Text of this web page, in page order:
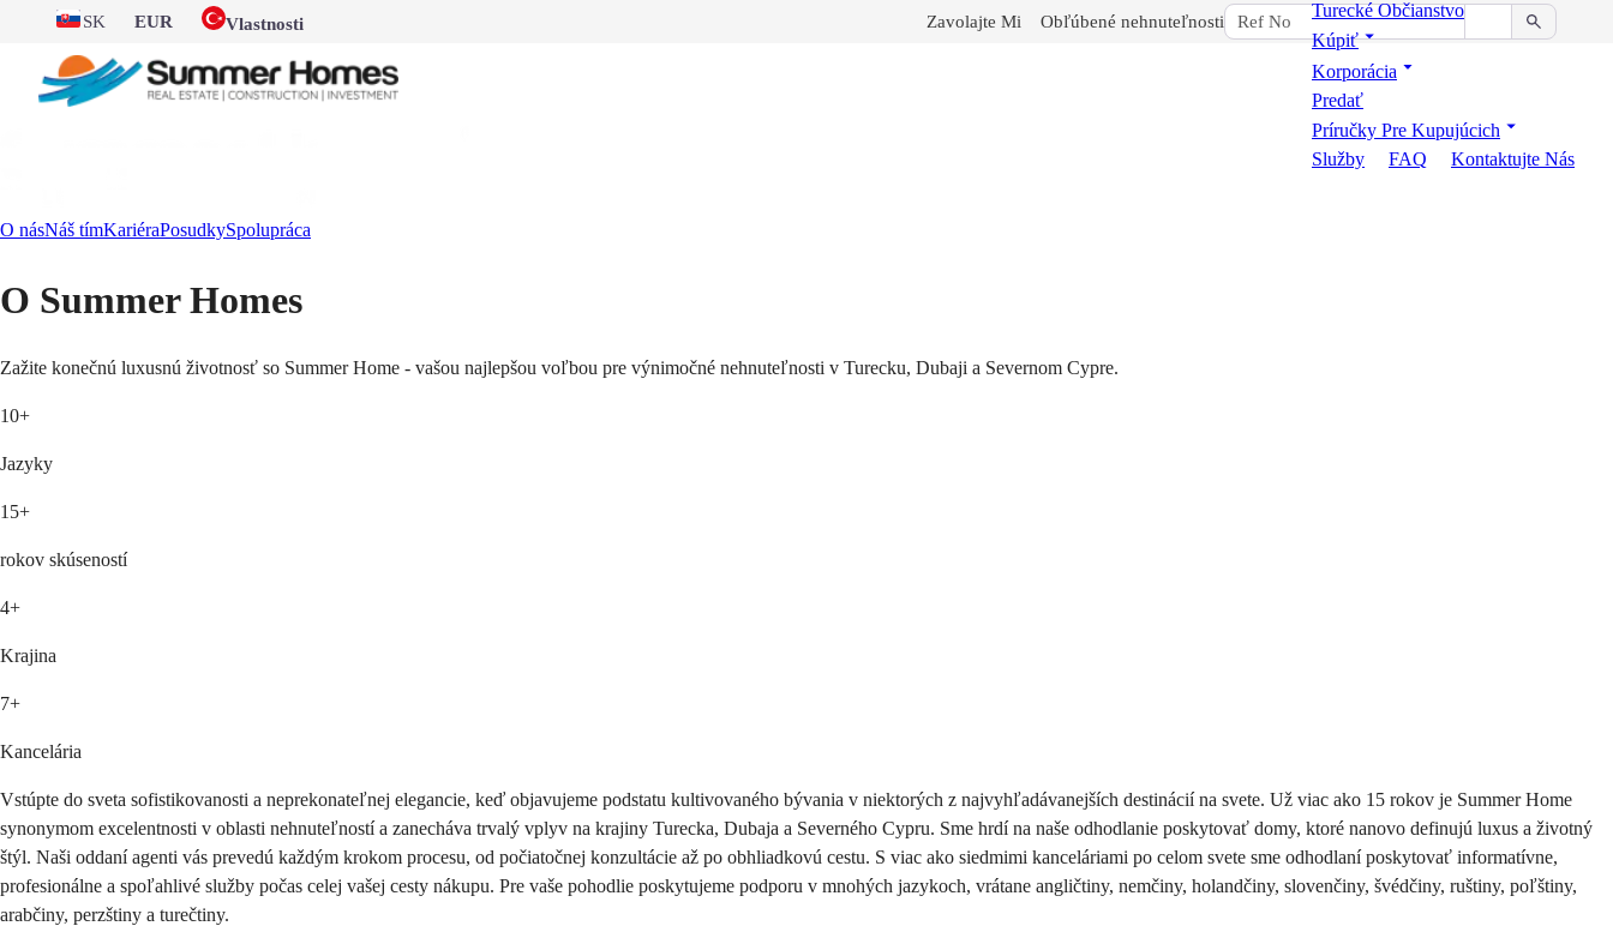
SK EUR Vlastnosti Zavolajte Mi Obľúbené nehnuteľnosti
Turecké Občianstvo
Kúpiť
Korporácia
Predať
Príručky Pre Kupujúcich
Služby
FAQ Kontaktujte Nás
O násNáš tímKariéraPosudkySpolupráca
O Summer Homes
Zažite konečnú luxusnú životnosť so Summer Home - vašou najlepšou voľbou pre výnimočné nehnuteľnosti v Turecku, Dubaji a Severnom Cypre.
10+
Jazyky
15+
rokov skúseností
4+
Krajina
7+
Kancelária
Vstúpte do sveta sofistikovanosti a neprekonateľnej elegancie, keď objavujeme podstatu kultivovaného bývania v niektorých z najvyhľadávanejších destinácií na svete. Už viac ako 15 rokov je Summer Home
synonymom excelentnosti v oblasti nehnuteľností a zanecháva trvalý vplyv na krajiny Turecka, Dubaja a Severného Cypru. Sme hrdí na naše odhodlanie poskytovať domy, ktoré nanovo definujú luxus a životný
štýl. Naši oddaní agenti vás prevedú každým krokom procesu, od počiatočnej konzultácie až po obhliadkovú cestu. S viac ako siedmimi kanceláriami po celom svete sme odhodlaní poskytovať informatívne,
profesionálne a spoľahlivé služby počas celej vašej cesty nákupu. Pre vaše pohodlie poskytujeme podporu v mnohých jazykoch, vrátane angličtiny, nemčiny, holandčiny, slovenčiny, švédčiny, ruštiny, poľštiny,
arabčiny, perzštiny a turečtiny.